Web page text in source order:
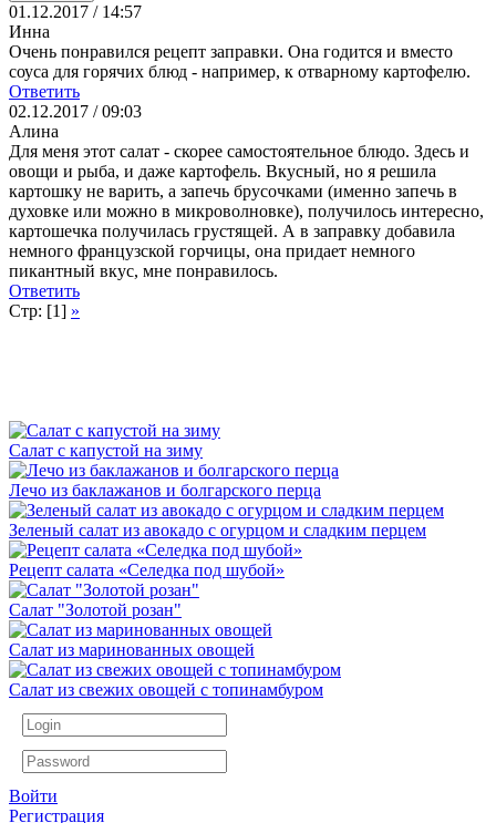
01.12.2017 / 14:57
Инна
Очень понравился рецепт заправки. Она годится и вместо
соуса для горячих блюд - например, к отварному картофелю.
Ответить
02.12.2017 / 09:03
Алина
Для меня этот салат - скорее самостоятельное блюдо. Здесь и
овощи и рыба, и даже картофель. Вкусный, но я решила
картошку не варить, а запечь брусочками (именно запечь в
духовке или можно в микроволновке), получилось интересно,
картошечка получилась грустящей. А в заправку добавила
немного французской горчицы, она придает немного
пикантный вкус, мне понравилось.
Ответить
Стр: [1] »
Салат с капустой на зиму
Лечо из баклажанов и болгарского перца
Зеленый салат из авокадо с огурцом и сладким перцем
Рецепт салата «Селедка под шубой»
Салат "Золотой розан"
Салат из маринованных овощей
Салат из свежих овощей с топинамбуром
Войти
Регистрация